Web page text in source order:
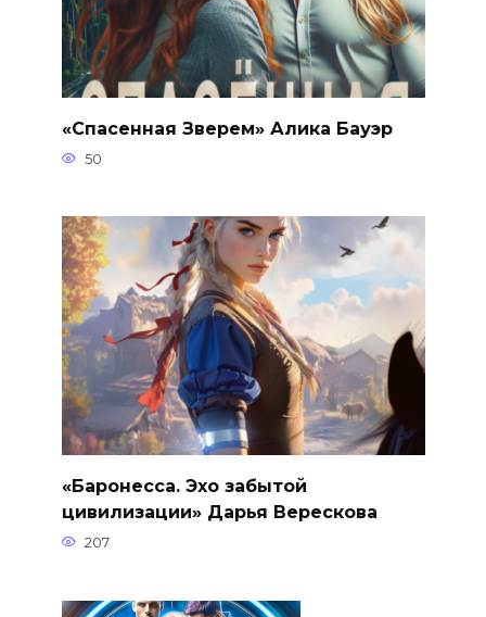
«Спасенная Зверем» Алика Бауэр
50
«Баронесса. Эхо забытой
цивилизации» Дарья Верескова
207